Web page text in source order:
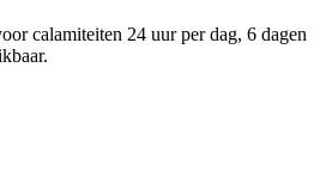
calamiteiten 24 uur per dag, 6 dagen